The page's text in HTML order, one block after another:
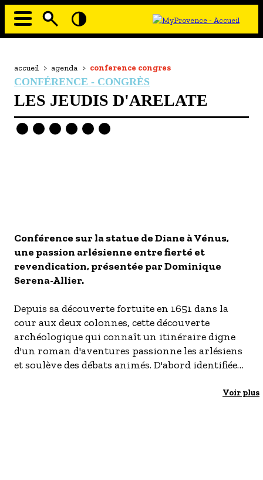
Aller
principale
À MOI LA CULTURE
SOUS TOUTES LES COUTUMES
LES OFFRES MYPROVENCE
S'inscrire à nos newsletters
Fil
d'Ariane
accueil > agenda > conference congres
CONFÉRENCE - CONGRÈS
LES JEUDIS D'ARELATE
Conférence sur la statue de Diane à Vénus,
une passion arlésienne entre fierté et
revendication, présentée par Dominique
Serena-Allier.
Depuis sa découverte fortuite en 1651 dans la
cour aux deux colonnes, cette découverte
archéologique qui connaît un itinéraire digne
d'un roman d'aventures passionne les arlésiens
et soulève des débats animés. D'abord identifiée
d'une beauté plastique remarquable s'inscritVoir plus